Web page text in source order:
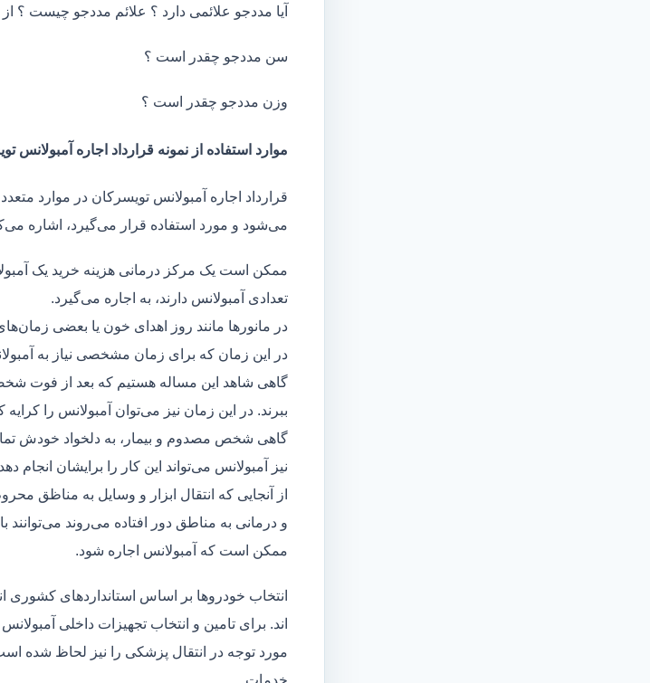
آیا مددجو علائمی دارد ؟ علائم مددجو چیست ؟
سن مددجو چقدر است ؟
وزن مددجو چقدر است ؟
موارد استفاده از نمونه قرارداد اجاره آمبولانس
قرارداد اجاره آمبولانس تویسرکان در موارد
می‌شود و مورد استفاده قرار می‌گیرد، اشاره
ممکن است یک مرکز درمانی هزینه خرید یک
تعدادی آمبولانس دارند، به اجاره می‌گیرد.
در مانور‌ها مانند روز اهدای خون یا بعضی
در این زمان که برای زمان مشخصی نیاز به
گاهی شاهد این مساله هستیم که بعد از فوت
ببرند. در این زمان نیز می‌توان آمبولانس را کرایه
گاهی شخص مصدوم و بیمار، به دلخواد خودش
نیز آمبولانس می‌تواند این کار را برایشان انجام
از آنجایی که انتقال ابزار و وسایل به مناظق
و درمانی به مناطق دور افتاده می‌روند
ممکن است که آمبولانس اجاره شود.
انتخاب خودروها بر اساس استانداردهای کشوری
اند. برای تامین و انتخاب تجهیزات داخلی
مورد توجه در انتقال پزشکی را نیز لحاظ شده